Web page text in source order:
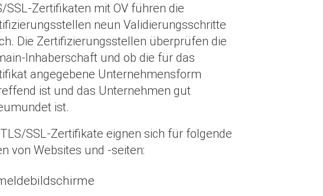
SSL-Zertifikaten mit OV führen die
neun Validierungsschritte
Die Zertifizierungsstellen überprüfen die
Inhaberschaft und ob die für das
angegebene Unternehmensform
ist und das Unternehmen gut
ist.
SSL-Zertifikate eignen sich für folgende
von Websites und -seiten: